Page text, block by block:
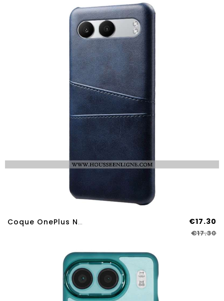
Coque OnePlus Nord 4 Avec Porte-Cartes €17.30
€17.30